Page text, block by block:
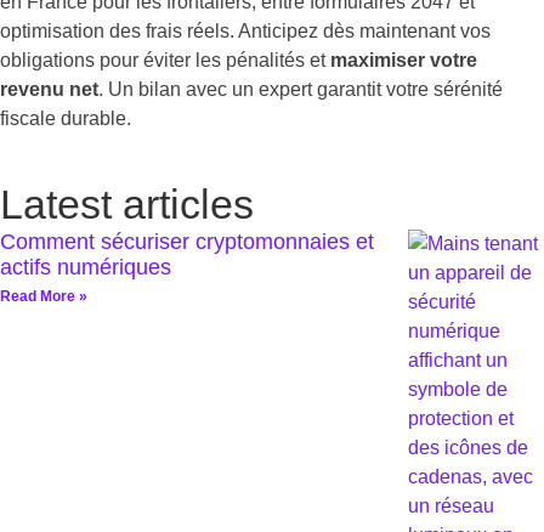
optimisation des frais réels. Anticipez dès maintenant vos
obligations pour éviter les pénalités et maximiser votre
revenu net. Un bilan avec un expert garantit votre sérénité
fiscale durable.
Latest articles
Comment sécuriser cryptomonnaies et
actifs numériques
Read More »